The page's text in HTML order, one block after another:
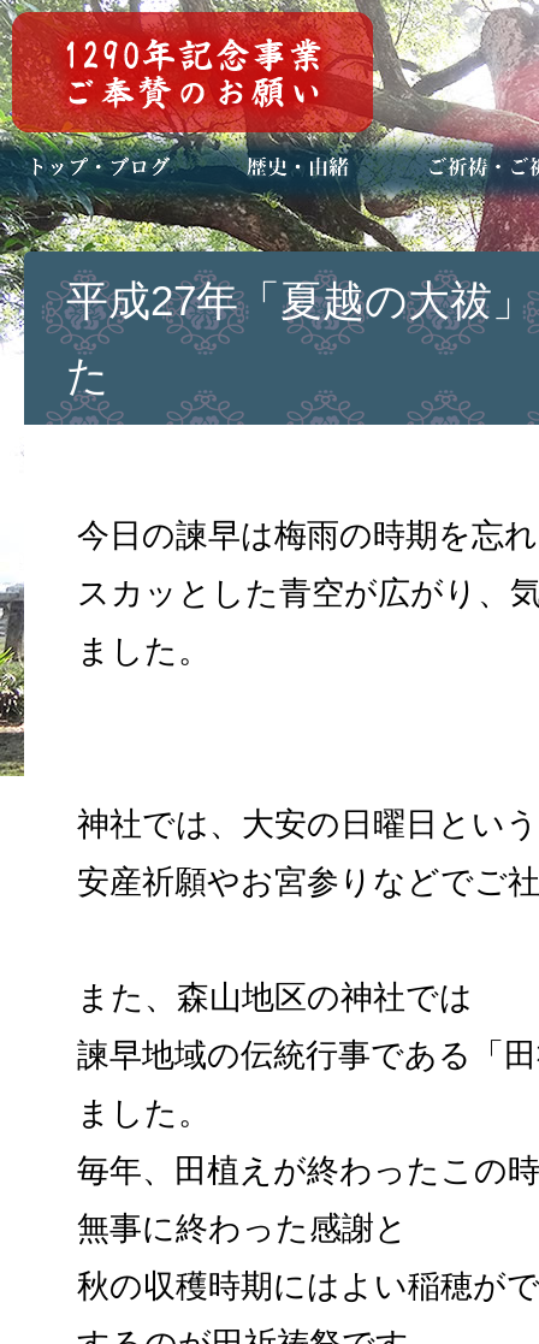
トップページ
ブログ(日々八百万)
お知らせ一覧 歴史・ご祭神
年中行事
メディア掲載 ご祈祷・ご祈
安産祈願
初宮参り
七五三詣
長寿のお祝い
神前結婚式
厄祓い・方位
車のお祓い
地鎮祭
神葬祭（神式
平成27年「夏越の大祓
た
今日の諫早は梅雨の時期を忘
スカッとした青空が広がり、
ました。
神社では、大安の日曜日とい
安産祈願やお宮参りなどでご
また、森山地区の神社では
諫早地域の伝統行事である「
ました。
毎年、田植えが終わったこの
無事に終わった感謝と
秋の収穫時期にはよい稲穂が